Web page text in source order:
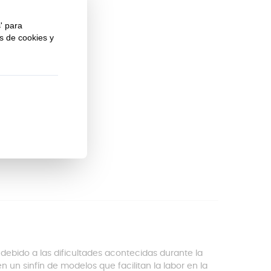
debido a las dificultades acontecidas durante la
un sinfín de modelos que facilitan la labor en la